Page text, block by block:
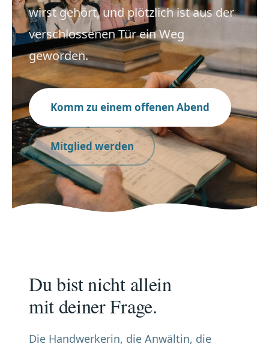
Podcast
Blog
Dein Netzwerk
Anmelden
wirst gehört, und plötzlich ist aus der
verschlossenen Tür ein Weg
geworden.
Komm zu einem offenen Abend
Mitglied werden
Du bist nicht allein
mit deiner Frage.
Die Handwerkerin, die Anwältin, die